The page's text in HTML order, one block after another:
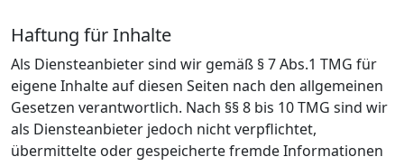
Haftung für Inhalte
Als Diensteanbieter sind wir gemäß § 7 Abs.1 TMG für
eigene Inhalte auf diesen Seiten nach den allgemeinen
Gesetzen verantwortlich. Nach §§ 8 bis 10 TMG sind wir
als Diensteanbieter jedoch nicht verpflichtet,
übermittelte oder gespeicherte fremde Informationen